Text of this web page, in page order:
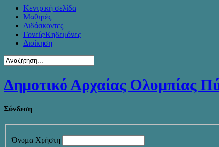
Κεντρική σελίδα
Μαθητές
Διδάσκοντες
Γονείς/Κηδεμόνες
Διοίκηση
Δημοτικό Αρχαίας Ολυμπίας
Σύνδεση
Όνομα Χρήστη